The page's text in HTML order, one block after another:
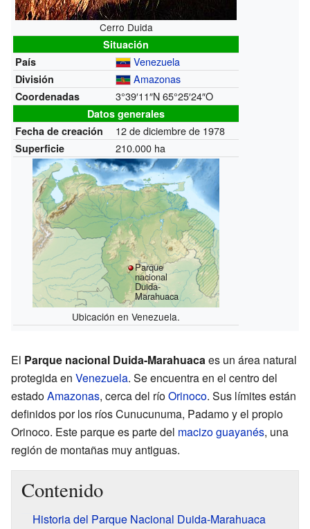
Cerro Duida
Situación
País
Venezuela
División Amazonas
Coordenadas 3°39′11″N65°25′24″O
Datos generales
Fecha de creación
12 de diciembre de 1978
Superficie 210.000 ha
Parque
nacional
Duida-
Marahuaca
Ubicación en Venezuela.
El Parque nacional Duida-Marahuacaes un área natural
protegida en Venezuela. Se encuentra en el centro del
estadoAmazonas, cerca del ríoOrinoco. Sus límites están
definidos por los ríos Cunucunuma, Padamo y el propio
Orinoco. Este parque es parte del macizo guayanés, una
región de montañas muy antiguas.
Contenido
Historia del Parque Nacional Duida-Marahuaca